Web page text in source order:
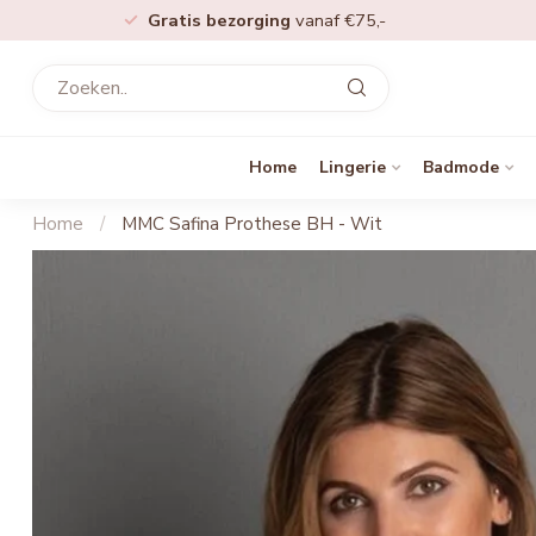
Gratis bezorging vanaf €75,-
Home Lingerie Badmode
Home /
MMC Safina Prothese BH - Wit